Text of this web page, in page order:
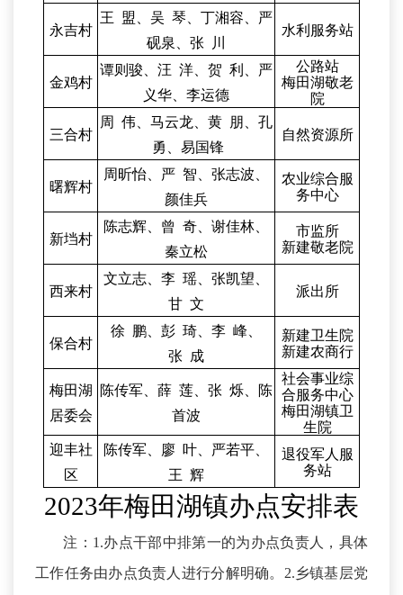
永吉村
王 盟、吴 琴、丁湘容、严
砚泉、张
川
水利服务站
金鸡村
谭则骏、汪 洋、贺 利、严
义华、李运德
公路站
梅田湖敬老
院
三合村
周 伟、马云龙、黄 朋、孔
勇、易国锋
自然资源所
曙辉村
周昕怡、严 智、张志波、
颜佳兵
农业综合服
务中心
新垱村
陈志辉、曾 奇、谢佳林、
秦立松
市监所
新建敬老院
西来村
文立志、李 瑶、张凯望、
甘 文
派出所
保合村
徐 鹏、彭 琦、李 峰、
张
成
新建卫生院
新建农商行
梅田湖
居委会
陈传军、薛 莲、张 烁、
陈
首波
社会事业综
合服务中心
梅田湖镇卫
生院
迎丰社
区
陈传军、廖 叶、严若平、
王 辉
退役军人服
务站
2023年梅田湖镇办点安排表
注： 1.办点干部中排第一的为办点负责人，具体
工作任务由办点负责人进行分解明确。2.乡镇基层党